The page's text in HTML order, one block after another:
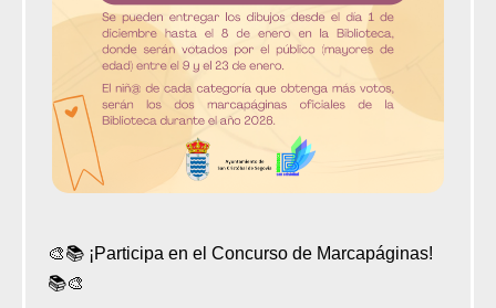
🎨📚 ¡Participa en el Concurso de Marcapáginas!
📚🎨